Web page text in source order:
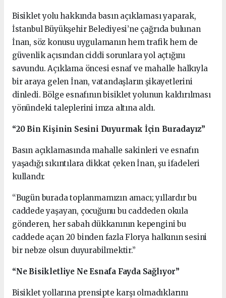
Bisiklet yolu hakkında basın açıklaması yaparak,
İstanbul Büyükşehir Belediyesi’ne çağrıda bulunan
İnan, söz konusu uygulamanın hem trafik hem de
güvenlik açısından ciddi sorunlara yol açtığını
savundu. Açıklama öncesi esnaf ve mahalle halkıyla
bir araya gelen İnan, vatandaşların şikayetlerini
dinledi. Bölge esnafının bisiklet yolunun kaldırılması
yönündeki taleplerini imza altına aldı.
“20 Bin Kişinin Sesini Duyurmak İçin Buradayız”
Basın açıklamasında mahalle sakinleri ve esnafın
yaşadığı sıkıntılara dikkat çeken İnan, şu ifadeleri
kullandı:
“Bugün burada toplanmamızın amacı; yıllardır bu
caddede yaşayan, çocuğunu bu caddeden okula
gönderen, her sabah dükkanının kepengini bu
caddede açan 20 binden fazla Florya halkının sesini
bir nebze olsun duyurabilmektir.”
“Ne Bisikletliye Ne Esnafa Fayda Sağlıyor”
Bisiklet yollarına prensipte karşı olmadıklarını